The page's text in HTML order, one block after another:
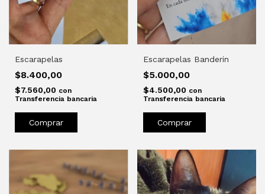
Escarapelas
$8.400,00
$7.560,00 con
Transferencia bancaria
Escarapelas Banderin
$5.000,00
$4.500,00 con
Transferencia bancaria
Comprar